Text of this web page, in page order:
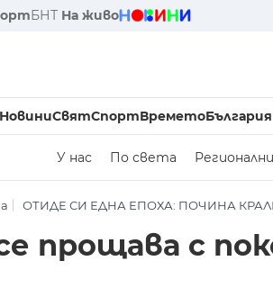
БНТ На живо
НовиниСвятСпортВремето
У нас По света Регионални
ОТИДЕ СИ ЕДНА ЕПОХА: ПОЧИНА
прощава с